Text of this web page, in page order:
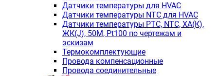
Датчики температуры для HVAC
Датчики температуры NTC для HVAC
Датчики температуры PTС, NTC, ХА(К),
ЖК(J), 50М, Pt100 по чертежам и
эскизам
Термокомплектующие
Провода компенсационные
Провода соединительные